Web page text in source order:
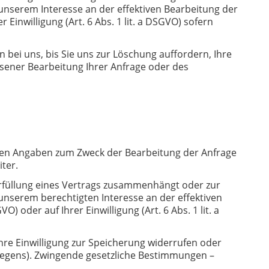
Interesse an der effektiven Bearbeitung der
(Art. 6 Abs. 1 lit. a DSGVO) sofern
uns, bis Sie uns zur Löschung auffordern, Ihre
Bearbeitung Ihrer Anfrage oder des
Angaben zum Zweck der Bearbeitung der Anfrage
eines Vertrags zusammenhängt oder zur
berechtigten Interesse an der effektiven
oder auf Ihrer Einwilligung (Art. 6 Abs. 1 lit. a
Einwilligung zur Speicherung widerrufen oder
Zwingende gesetzliche Bestimmungen –